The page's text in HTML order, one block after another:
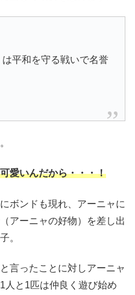
平和を守る戦いで名誉
可愛いんだから・・・！
ボンドも現れ、アーニャに
アーニャの好物）を差し出
。
言ったことに対しアーニャ
人と1匹は仲良く遊び始め